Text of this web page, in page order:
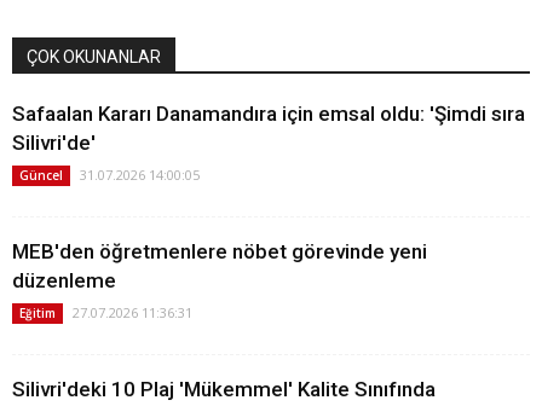
ÇOK OKUNANLAR
Safaalan Kararı Danamandıra için emsal oldu: 'Şimdi sıra
Silivri'de'
Güncel 31.07.2026 14:00:05
MEB'den öğretmenlere nöbet görevinde yeni
düzenleme
Eğitim 27.07.2026 11:36:31
Silivri'deki 10 Plaj 'Mükemmel' Kalite Sınıfında